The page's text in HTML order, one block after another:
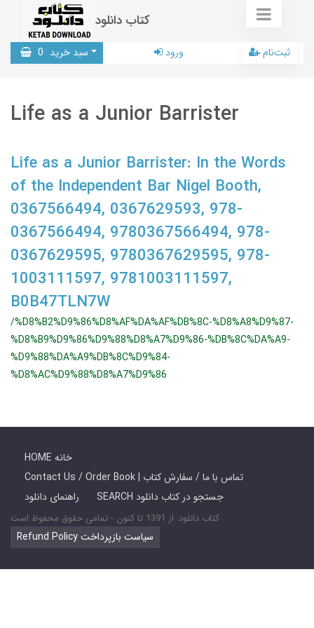
کتاب دانلود
سبد خرید 0 ورود ثبت‌نام
Life as a Junior Barrister
Life as a Junior Barrister: In the Words
of the Independent Bar Nigel Booth,
0367566494, 0367629593, 978-
0367566494, 9780367566494, 978-
0367629595, 9780367629595, 978-
1003111597, 9781003111597,
B0B47TLN7W
/%D8%B2%D9%86%D8%AF%DA%AF%DB%8C-%D8%A8%D9%87-
%D8%B9%D9%86%D9%88%D8%A7%D9%86-%DB%8C%DA%A9-
%D9%88%DA%A9%DB%8C%D9%84-
%D8%AC%D9%88%D8%A7%D9%86
HOME خانه
Contact Us / Order Book | تماس با ما / سفارش کتاب
راهنمای دانلود
SEARCH جستجو در کتاب دانلود
کتاب دانلود: از 1391 تا کنون - تمامی حقوق محفوظ است
Refund Policy سیاست بازپرداخت